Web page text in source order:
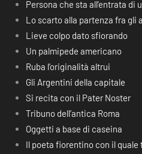
Persona che sta all’entrata di
Lo scarto alla partenza fra gli
Lieve colpo dato sfiorando
Un palmipede americano
Ruba l’originalità altrui
Gli Argentini della capitale
Si recita con il Pater Noster
Tribuno dell’antica Roma
Oggetti a base di caseina
Il poeta fiorentino con il quale